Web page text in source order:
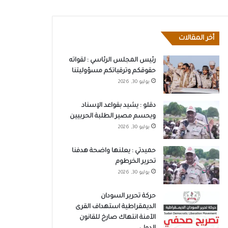
أخر المقالات
رئيس المجلس الرئاسي : لقواته
حقوقكم وترقياتكم مسؤوليتنا
يوليو 30, 2026
دقلو : يشيد بقواعد الإسناد
ويحسم مصير الطلبة الحربيين
يوليو 30, 2026
حميدتي : يعلنها واضحة هدفنا
تحرير الخرطوم
يوليو 30, 2026
حركة تحرير السودان
الديمقراطية استهداف القرى
الآمنة انتهاك صارخ للقانون